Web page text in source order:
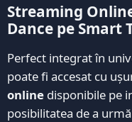
Streaming
Dance pe Smart
Perfect integrat în
poate fi accesat cu
online disponibile pe
posibilitatea de a